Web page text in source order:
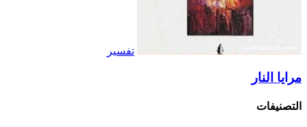
تفسير
مرايا النار
التصنيفات